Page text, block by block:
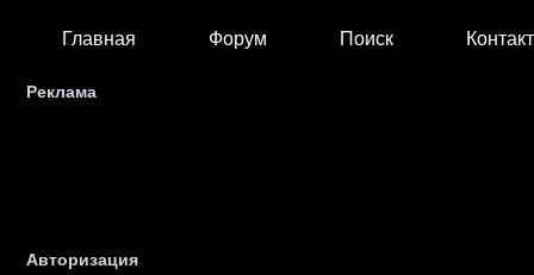
Главная Форум Поиск
Реклама
Авторизация